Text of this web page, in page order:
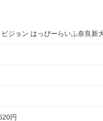
ジョン はっぴーらいふ奈良新
円